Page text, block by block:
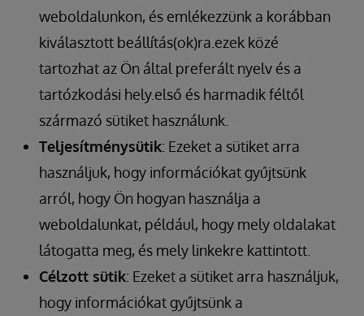
weboldalunkon, és emlékezzünk a korábban
kiválasztott beállítás(ok)ra.ezek közé
tartozhat az Ön által preferált nyelv és a
tartózkodási hely.első és harmadik féltől
származó sütiket használunk.
Teljesítménysütik: Ezeket a sütiket arra
használjuk, hogy információkat gyűjtsünk
arról, hogy Ön hogyan használja a
weboldalunkat, például, hogy mely oldalakat
látogatta meg, és mely linkekre kattintott.
Célzott sütik: Ezeket a sütiket arra használjuk,
hogy információkat gyűjtsünk a